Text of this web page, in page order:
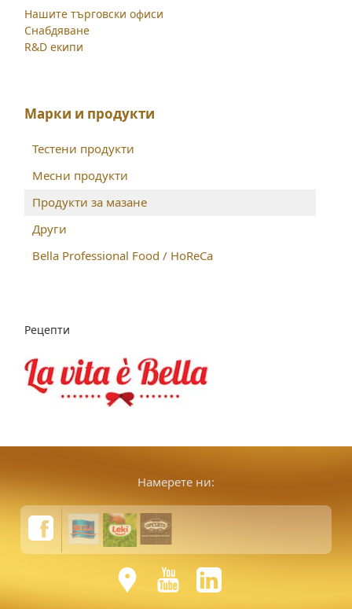
Нашите търговски офиси
Снабдяване
R&D екипи
Марки и продукти
Тестени продукти
Месни продукти
Продукти за мазане
Други
Bella Professional Food / HoReCa
Рецепти
Намерете ни: